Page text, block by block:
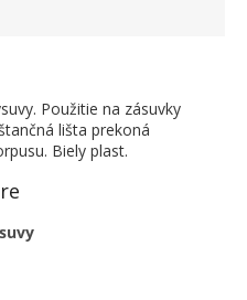
Použitie na zásuvky
lišta prekoná
Biely plast.